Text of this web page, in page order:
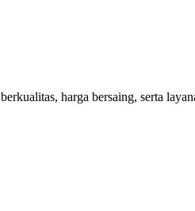
harga bersaing, serta